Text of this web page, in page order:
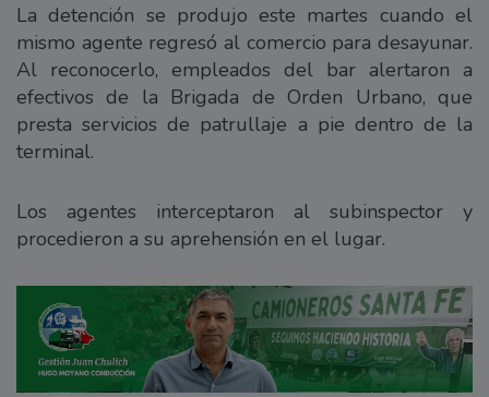
La detención se produjo este martes cuando el
mismo agente regresó al comercio para desayunar.
Al reconocerlo, empleados del bar alertaron a
efectivos de la Brigada de Orden Urbano, que
presta servicios de patrullaje a pie dentro de la
terminal.
Los agentes interceptaron al subinspector y
procedieron a su aprehensión en el lugar.